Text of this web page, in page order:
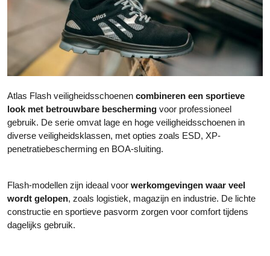
c
a
i
n
a
d
u
c
t
p
a
i
n
a
Atlas Flash veiligheidsschoenen combineren een sportieve
look met betrouwbare bescherming voor professioneel
gebruik. De serie omvat lage en hoge veiligheidsschoenen in
diverse veiligheidsklassen, met opties zoals ESD, XP-
penetratiebescherming en BOA-sluiting.
Flash-modellen zijn ideaal voor werkomgevingen waar veel
wordt gelopen, zoals logistiek, magazijn en industrie. De lichte
constructie en sportieve pasvorm zorgen voor comfort tijdens
dagelijks gebruik.